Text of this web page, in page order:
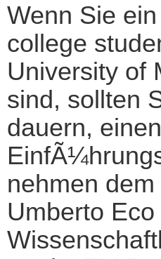
Wenn Sie
college
University of
sind, sollten
dauern,
nehmen dem
Umberto Eco